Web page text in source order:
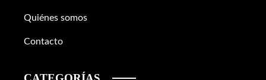
Quiénes somos
Contacto